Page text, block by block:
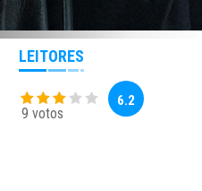
LEITORES
9 votos
6.2